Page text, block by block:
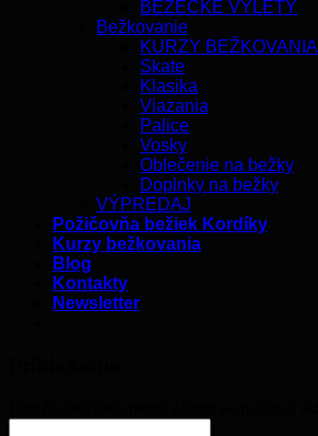
BEŽECKÉ VÝLETY
Bežkovanie
KURZY BEŽKOVANIA
Skate
Klasika
Viazania
Palice
Vosky
Oblečenie na bežky
Doplnky na bežky
VÝPREDAJ
Požičovňa bežiek Kordíky
Kurzy bežkovania
Blog
Kontakty
Newsletter